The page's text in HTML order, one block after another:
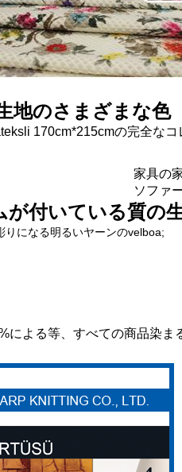
メッ
折り返しご連絡
地のさまざまな色
170cm*215cmの完全な
家具の
ソファ
が付いている質の
になる明るいヤーンのvelboa;
よる等、すべての商品染